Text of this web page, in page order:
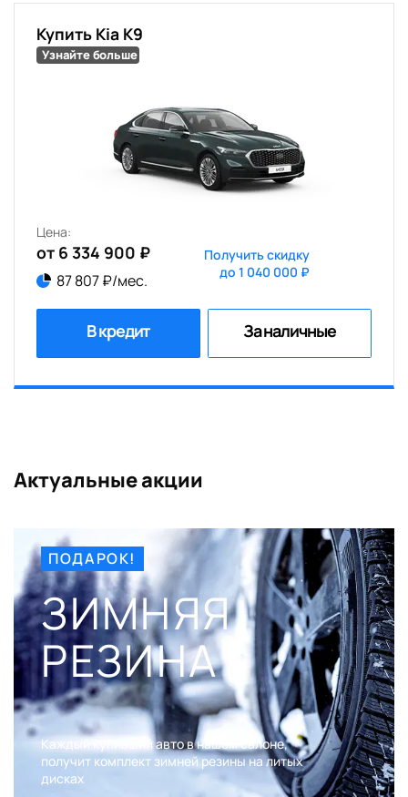
Купить Kia K9
Узнайте больше
Цена:
от 6 334 900 ₽
87 807 ₽/мес.
Получить скидку
до 1 040 000 ₽
В кредит За наличные
Актуальные акции
ПОДАРОК!
ЗИМНЯЯ
РЕЗИНА
Каждый купивший авто в нашем салоне,
получит комплект зимней резины на литых
дисках